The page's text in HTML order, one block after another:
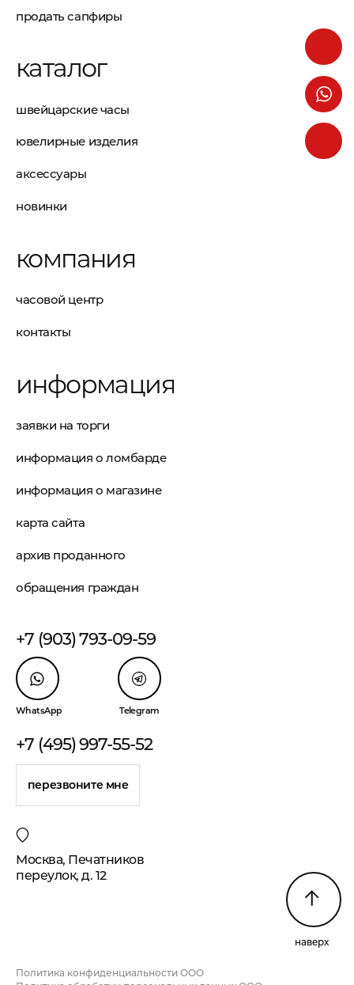
продать сапфиры
каталог
швейцарские часы
ювелирные изделия
аксессуары
новинки
компания
часовой центр
контакты
информация
заявки на торги
информация о ломбарде
информация о магазине
карта сайта
архив проданного
обращения граждан
+7 (903) 793-09-59
WhatsApp Telegram
+7 (495) 997-55-52
перезвоните мне
Москва, Печатников
переулок, д. 12
наверх
Политика конфиденциальности ООО